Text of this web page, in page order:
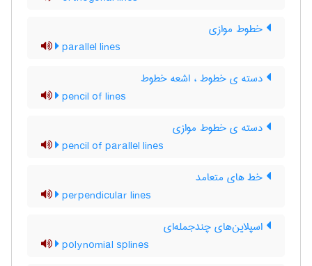
خطوط موازی
parallel lines
دسته ی خطوط ، اشعه خطوط
pencil of lines
دسته ی خطوط موازی
pencil of parallel lines
خط های متعامد
perpendicular lines
اسپلاین‌های چندجمله‌ای
polynomial splines